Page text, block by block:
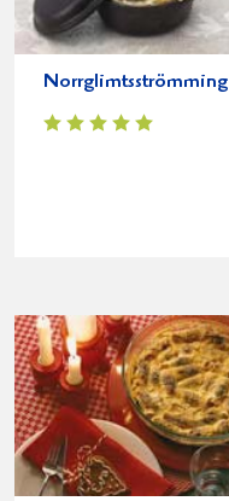
Norrglimtsströmming